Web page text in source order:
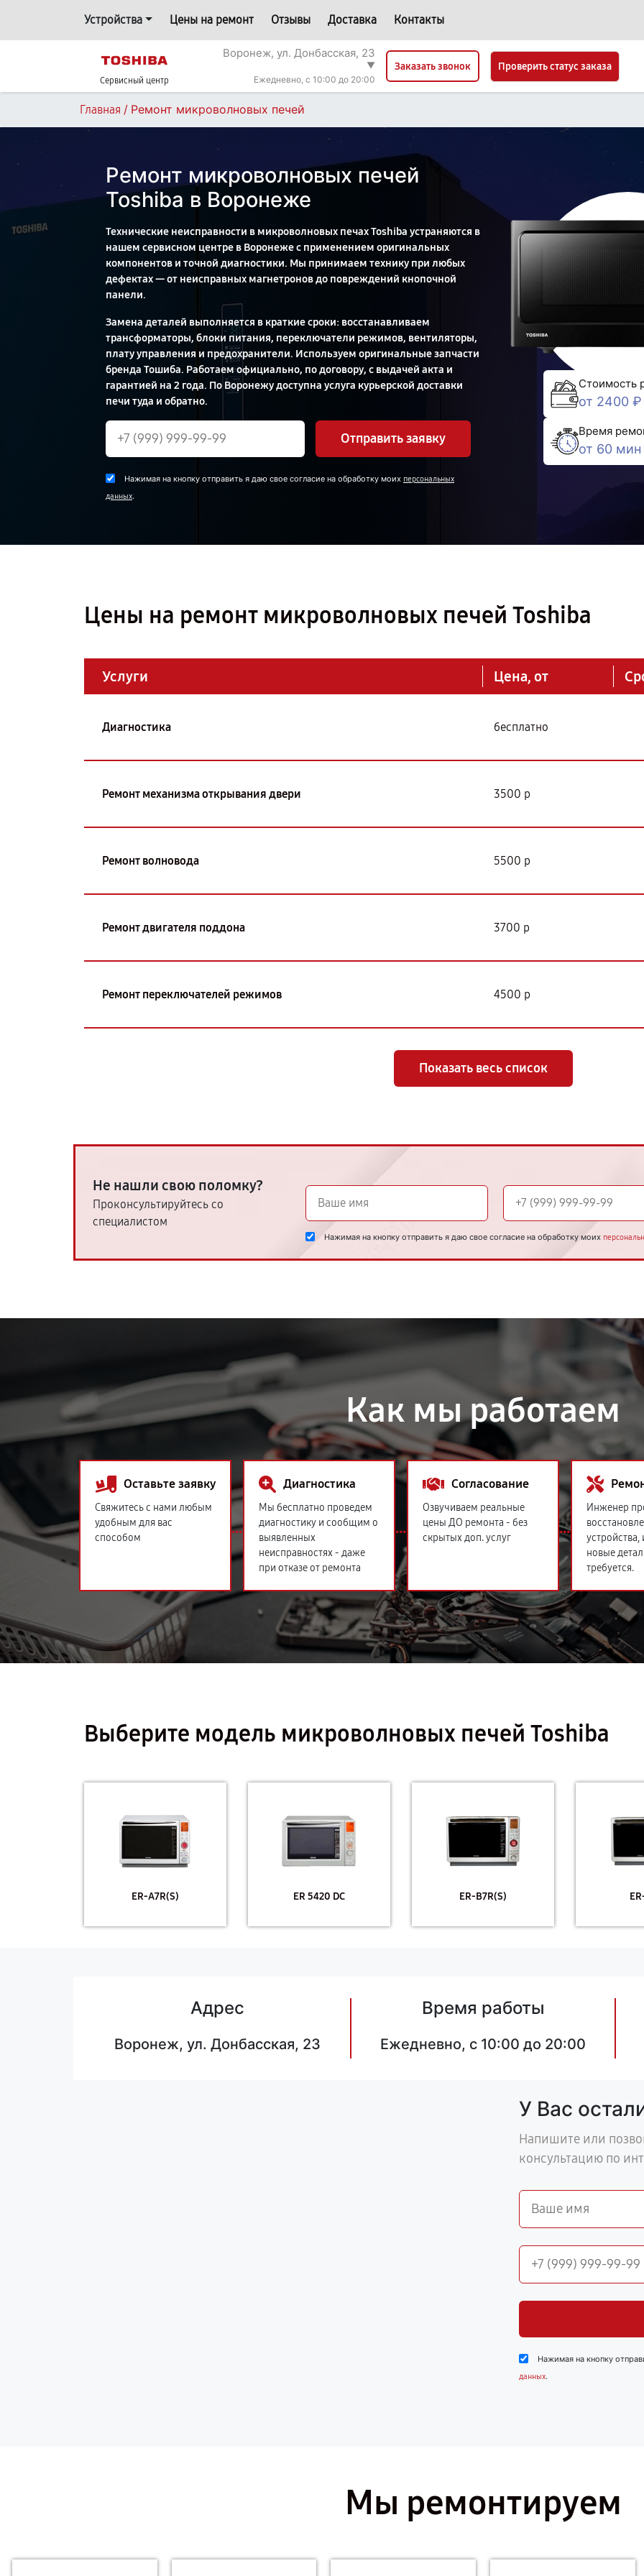
Устройства Цены на ремонт Отзывы Доставка Контакты
Сервисный центр
Воронеж, ул. Донбасская, 23
▼
Ежедневно, с 10:00 до 20:00
Заказать звонок Проверить статус заказа
Главная / Ремонт микроволновых печей
Ремонт микроволновых печей
Toshiba в Воронеже
Технические неисправности в микроволновых печах Toshiba устраняются в
нашем сервисном центре в Воронеже с применением оригинальных
компонентов и точной диагностики. Мы принимаем технику при любых
дефектах — от неисправных магнетронов до повреждений кнопочной
панели.
Замена деталей выполняется в краткие сроки: восстанавливаем
трансформаторы, блоки питания, переключатели режимов, вентиляторы,
плату управления и предохранители. Используем оригинальные запчасти
бренда Тошиба. Работаем официально, по договору, с выдачей акта и
гарантией на 2 года. По Воронежу доступна услуга курьерской доставки
печи туда и обратно.
Отправить заявку
Нажимая на кнопку отправить я даю свое согласие на обработку моих персональных
данных.
Стоимость
от 2400 ₽
Время
от 60 мин
Цены на ремонт микроволновых печей Toshiba
Услуги Цена, от
Диагностика бесплатно
Ремонт механизма открывания двери 3500 р
Ремонт волновода 5500 р
Ремонт двигателя поддона 3700 р
Ремонт переключателей режимов 4500 р
Показать весь список
Не нашли свою поломку?
Проконсультируйтесь со
специалистом
Нажимая на кнопку отправить я даю свое согласие на обработку моих
Как мы работаем
Оставьте заявку
Свяжитесь с нами любым
удобным для вас
способом
Диагностика
Мы бесплатно проведем
диагностику и сообщим о
выявленных
неисправностях - даже
при отказе от ремонта
Согласование
Озвучиваем реальные
цены ДО ремонта - без
скрытых доп. услуг
Инженер
устройства,
новые
требуется.
Выберите модель микроволновых печей Toshiba
ER-A7R(S) ER 5420 DC ER-B7R(S)
Адрес
Воронеж, ул. Донбасская, 23
Время работы
Ежедневно, с 10:00 до 20:00
У Вас
Напишите или
консультацию по
Нажимая на кнопку
данных.
Мы ремонтируем